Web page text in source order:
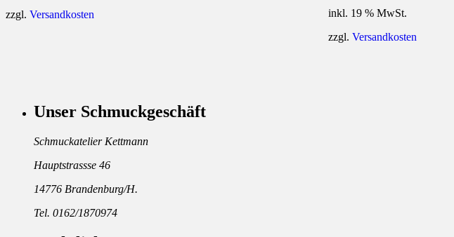
zzgl. Versandkosten
inkl. 19 % MwSt.
zzgl. Versandkosten
Unser Schmuckgeschäft
Schmuckatelier Kettmann
Hauptstrassse 46
14776 Brandenburg/H.
Tel. 0162/1870974